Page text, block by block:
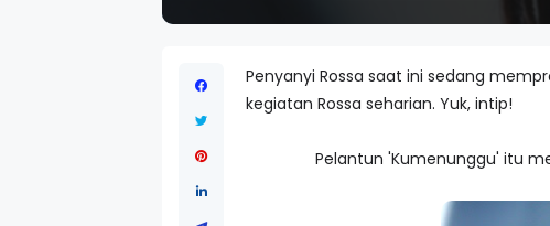
Penyanyi Rossa saat ini sedang
kegiatan Rossa seharian. Yuk, intip!
Pelantun 'Kumenunggu' itu